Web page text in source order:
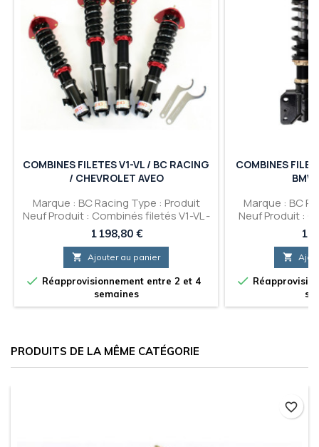
COMBINES FILETES V1-VL / BC RACING
/ CHEVROLET AVEO
Marque : BC Racing Type : Produit
Neuf Produit : Combinés filetés V1-VL -
Chevrolet Aveo Le tarage est toujours
exprimé de cette manière : Avant /
Arrière.
Prix
1 198,80 €
 Ajouter au panier
 Réapprovisionnement entre 2 et 4
semaines
COMBINES
BMW
Marque : BC
Neuf Produit :
BC Racing -
toujours
Prix
1


PRODUITS DE LA MÊME CATÉGORIE
favorite_border